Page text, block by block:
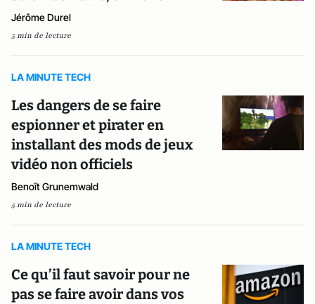
Jérôme Durel
5 min de lecture
LA MINUTE TECH
Les dangers de se faire
espionner et pirater en
installant des mods de jeux
vidéo non officiels
Benoît Grunemwald
5 min de lecture
LA MINUTE TECH
Ce qu’il faut savoir pour ne
pas se faire avoir dans vos